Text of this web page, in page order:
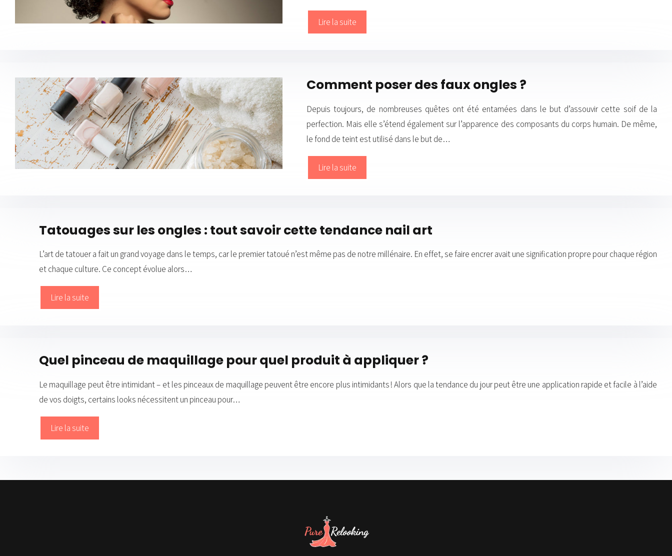
Lire la suite
Comment poser des faux ongles ?
Depuis toujours, de nombreuses quêtes ont été entamées dans le but d’assouvir cette soif de la
perfection. Mais elle s’étend également sur l’apparence des composants du corps humain. De même,
le fond de teint est utilisé dans le but de…
Lire la suite
Tatouages sur les ongles : tout savoir cette tendance nail art
L’art de tatouer a fait un grand voyage dans le temps, car le premier tatoué n’est même pas de notre millénaire. En effet, se faire encrer avait une signification propre pour chaque région
et chaque culture. Ce concept évolue alors…
Lire la suite
Quel pinceau de maquillage pour quel produit à appliquer ?
Le maquillage peut être intimidant – et les pinceaux de maquillage peuvent être encore plus intimidants ! Alors que la tendance du jour peut être une application rapide et facile à l’aide
de vos doigts, certains looks nécessitent un pinceau pour…
Lire la suite